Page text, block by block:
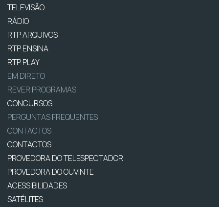
TELEVISÃO
RÁDIO
RTP ARQUIVOS
RTP ENSINA
RTP PLAY
EM DIRETO
REVER PROGRAMAS
CONCURSOS
PERGUNTAS FREQUENTES
CONTACTOS
CONTACTOS
PROVEDORA DO TELESPECTADOR
PROVEDORA DO OUVINTE
ACESSIBILIDADES
SATÉLITES